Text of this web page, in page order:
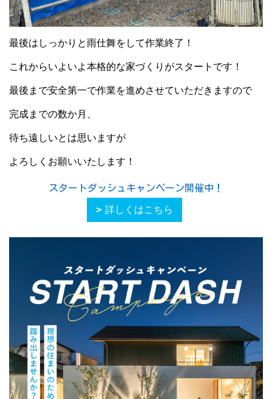
最後はしっかりと雨仕舞をして作業終了！
これからいよいよ本格的な家づくりがスタートです！
最後まで安全第一で作業を進めさせていただきますので
完成までの数か月、
待ち遠しいとは思いますが
よろしくお願いいたします！
スタートダッシュキャンペーン開催中！
詳しくはこちら